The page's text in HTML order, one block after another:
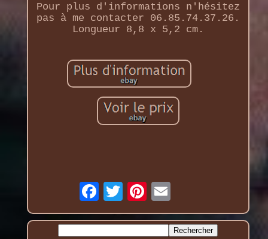
Pour plus d'informations n'hésitez
pas à me contacter 06.85.74.37.26.
Longueur 8,8 x 5,2 cm.